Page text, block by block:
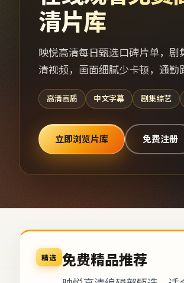
清片库
映悦高清每日甄选口碑片单，
清视频，画面细腻少卡顿，通勤
高清画质 中文字幕 剧集综艺
立即浏览片库 免费注册
精选 免费精品推荐